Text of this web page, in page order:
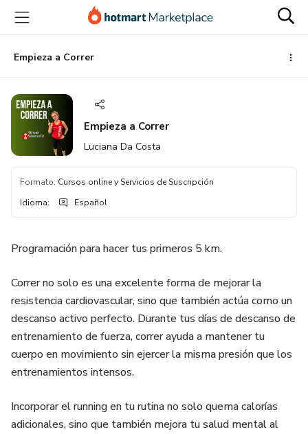
principal
página
de
página
Empieza a Correr
Empieza a Correr
Luciana Da Costa
Formato: Cursos online y Servicios de Suscripción
Idioma: Español
Programación para hacer tus primeros 5 km.
Correr no solo es una excelente forma de mejorar la
resistencia cardiovascular, sino que también actúa como un
descanso activo perfecto. Durante tus días de descanso de
entrenamiento de fuerza, correr ayuda a mantener tu
cuerpo en movimiento sin ejercer la misma presión que los
entrenamientos intensos.
Incorporar el running en tu rutina no solo quema calorías
adicionales, sino que también mejora tu salud mental al